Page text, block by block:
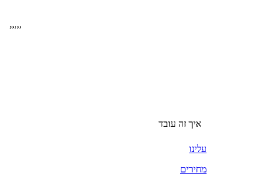
,,,,,
איך זה עובד
עלינו
מחירים